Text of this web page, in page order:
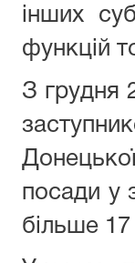
інших
функцій
З грудня
посади у
більше 17